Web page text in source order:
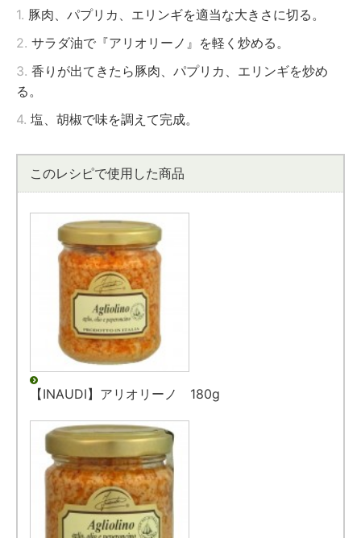
1. 豚肉、パプリカ、エリンギを適当な大きさに切る。
2. サラダ油で『アリオリーノ』を軽く炒める。
3. 香りが出てきたら豚肉、パプリカ、エリンギを炒め
る。
4. 塩、胡椒で味を調えて完成。
このレシピで使用した商品
【INAUDI】アリオリーノ 180g